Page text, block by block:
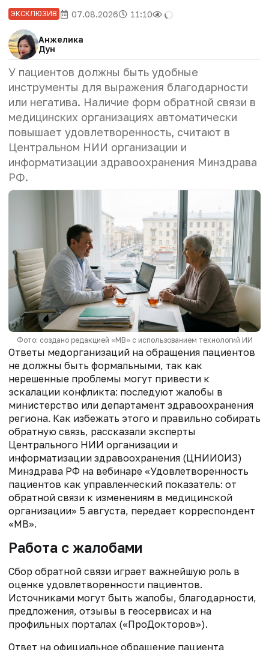
ЭКСКЛЮЗИВ 07.08.2026 11:10
Анжелика
Дун
У пациентов должны быть удобные
инструменты для выражения благодарности
или негатива. Наличие форм обратной связи в
медицинских организациях автоматически
повышает удовлетворенность, считают в
Центральном НИИ организации и
информатизации здравоохранения Минздрава
РФ.
Фото: создано редакцией «МВ» с использованием технологий ИИ
Ответы медорганизаций на обращения пациентов
не должны быть формальными, так как
нерешенные проблемы могут привести к
эскалации конфликта: последуют жалобы в
министерство или департамент здравоохранения
региона. Как избежать этого и правильно собирать
обратную связь, рассказали эксперты
Центрального НИИ организации и
информатизации здравоохранения (ЦНИИОИЗ)
Минздрава РФ на вебинаре «Удовлетворенность
пациентов как управленческий показатель: от
обратной связи к изменениям в медицинской
организации» 5 августа, передает корреспондент
«МВ».
Работа с жалобами
Сбор обратной связи играет важнейшую роль в
оценке удовлетворенности пациентов.
Источниками могут быть жалобы, благодарности,
предложения, отзывы в геосервисах и на
профильных порталах («ПроДокторов»).
Ответ на официальное обращение пациента